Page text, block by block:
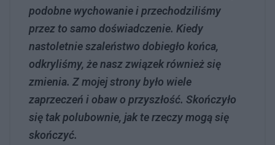
podobne wychowanie i przechodziliśmy
przez to samo doświadczenie. Kiedy
nastoletnie szaleństwo dobiegło końca,
odkryliśmy, że nasz związek również się
zmienia. Z mojej strony było wiele
zaprzeczeń i obaw o przyszłość. Skończyło
się tak polubownie, jak te rzeczy mogą się
skończyć.